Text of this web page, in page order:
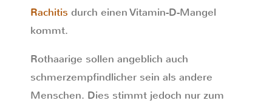
Rachitis durch einen Vitamin-D-Mangel
kommt.
Rothaarige sollen angeblich auch
schmerzempfindlicher sein als andere
Menschen. Dies stimmt jedoch nur zum